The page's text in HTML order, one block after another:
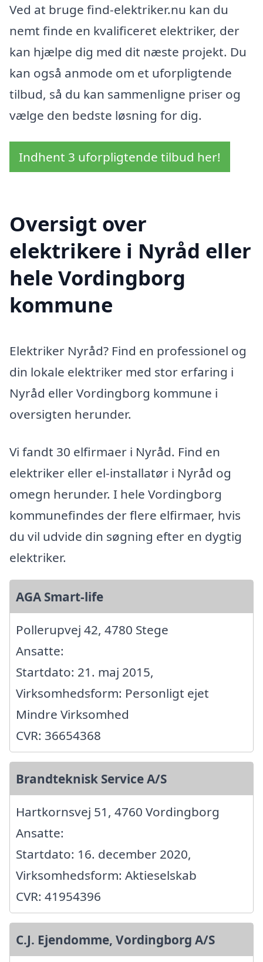
Ved at bruge find-elektriker.nu kan du
nemt finde en kvalificeret elektriker, der
kan hjælpe dig med dit næste projekt. Du
kan også anmode om et uforpligtende
tilbud, så du kan sammenligne priser og
vælge den bedste løsning for dig.
Indhent 3 uforpligtende tilbud her!
Oversigt over
elektrikere i Nyråd eller
hele Vordingborg
kommune
Elektriker Nyråd? Find en professionel og
din lokale elektriker med stor erfaring i
Nyråd eller Vordingborg kommune i
oversigten herunder.
Vi fandt 30 elfirmaer i Nyråd. Find en
elektriker eller el-installatør i Nyråd og
omegn herunder. I hele Vordingborg
kommunefindes der flere elfirmaer, hvis
du vil udvide din søgning efter en dygtig
elektriker.
AGA Smart-life
Pollerupvej 42, 4780 Stege
Ansatte:
Startdato: 21. maj 2015,
Virksomhedsform: Personligt ejet
Mindre Virksomhed
CVR: 36654368
Brandteknisk Service A/S
Hartkornsvej 51, 4760 Vordingborg
Ansatte:
Startdato: 16. december 2020,
Virksomhedsform: Aktieselskab
CVR: 41954396
C.J. Ejendomme, Vordingborg A/S